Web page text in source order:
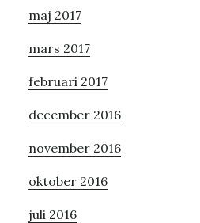
maj 2017
mars 2017
februari 2017
december 2016
november 2016
oktober 2016
juli 2016